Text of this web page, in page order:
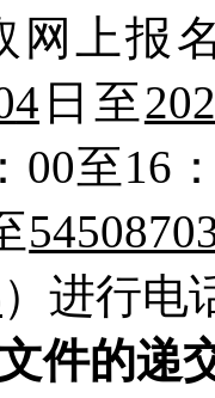
网上报
4 日至202
00至16
）进行电
件的递